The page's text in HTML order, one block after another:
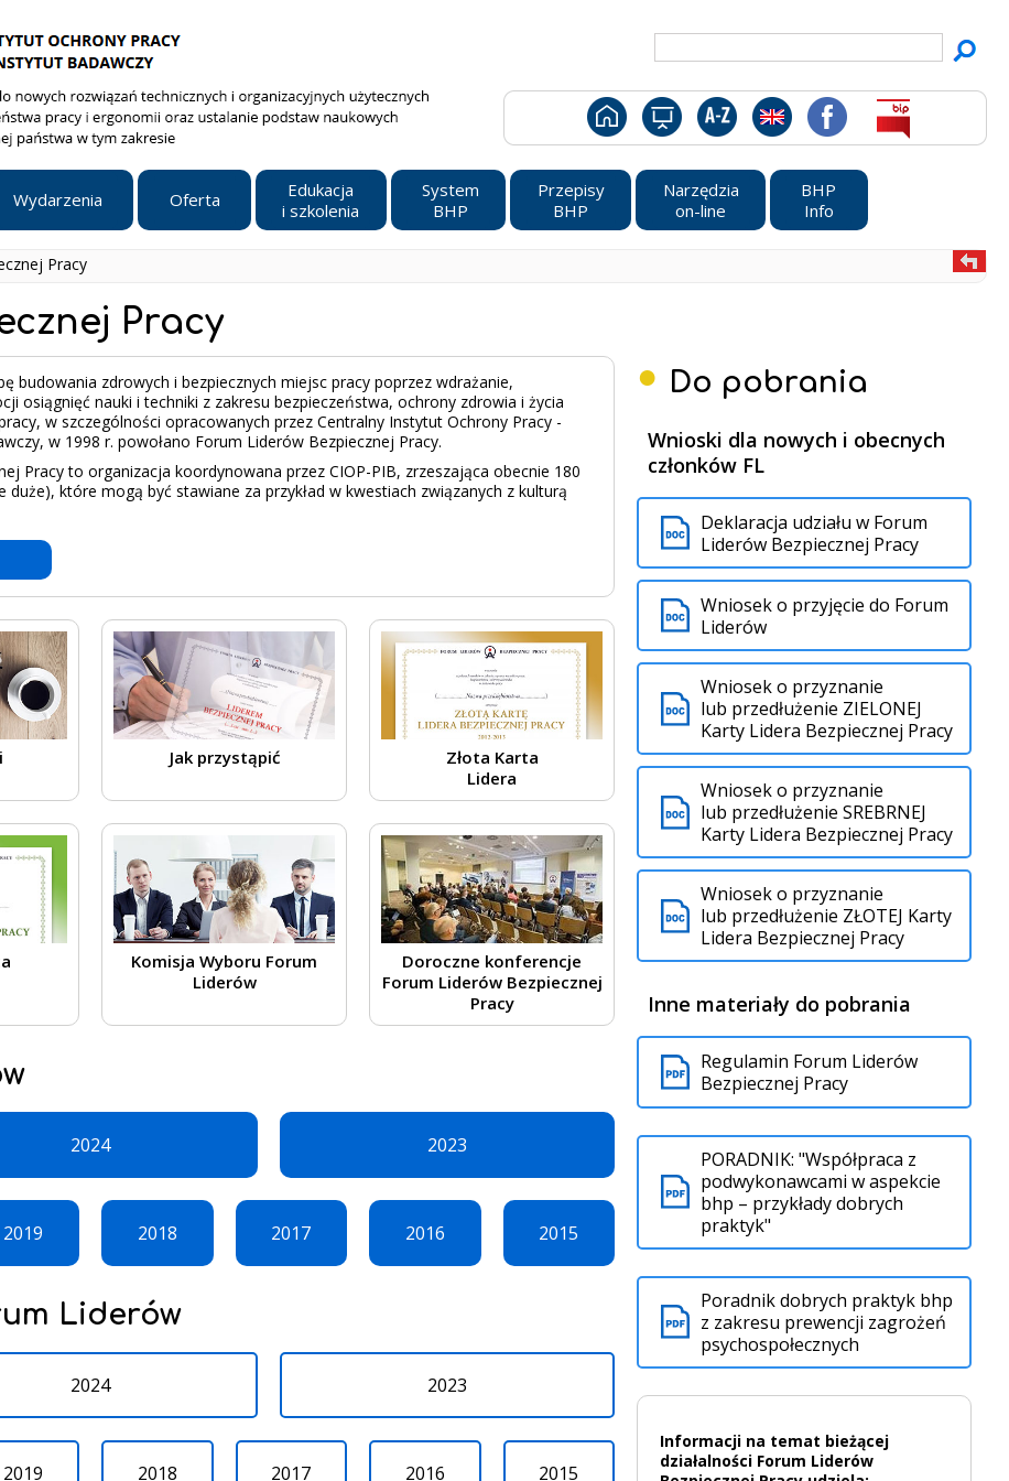
Wydarzenia Oferta
Edukacja
i szkolenia
System
BHP
Przepisy
BHP
Narzędzia
on-line
BHP
Info
Pracy
Pracy
budowania zdrowych i bezpiecznych miejsc pracy poprzez wdrażanie,
osiągnięć nauki i techniki z zakresu bezpieczeństwa, ochrony zdrowia i życia
w szczególności opracowanych przez Centralny Instytut Ochrony Pracy -
w 1998 r. powołano Forum Liderów Bezpiecznej Pracy.
Pracy to organizacja koordynowana przez CIOP-PIB, zrzeszająca obecnie 180
duże), które mogą być stawiane za przykład w kwestiach związanych z kulturą
Jak przystąpić
Złota Karta
Lidera
Komisja Wyboru Forum
Liderów
Doroczne konferencje
Forum Liderów Bezpiecznej
Pracy
2024 2023
2019 2018 2017 2016 2015
Liderów
2024 2023
2019 2018 2017 2016 2015
Do pobrania
Wnioski dla nowych i obecnych
członków FL
Deklaracja udziału w Forum
Liderów Bezpiecznej Pracy
Wniosek o przyjęcie do Forum
Liderów
Wniosek o przyznanie
lub przedłużenie ZIELONEJ
Karty Lidera Bezpiecznej Pracy
Wniosek o przyznanie
lub przedłużenie SREBRNEJ
Karty Lidera Bezpiecznej Pracy
Wniosek o przyznanie
lub przedłużenie ZŁOTEJ Karty
Lidera Bezpiecznej Pracy
Inne materiały do pobrania
Regulamin Forum Liderów
Bezpiecznej Pracy
PORADNIK: "Współpraca z
podwykonawcami w aspekcie
bhp – przykłady dobrych
praktyk"
Poradnik dobrych praktyk bhp
z zakresu prewencji zagrożeń
psychospołecznych
Informacji na temat bieżącej
działalności Forum Liderów